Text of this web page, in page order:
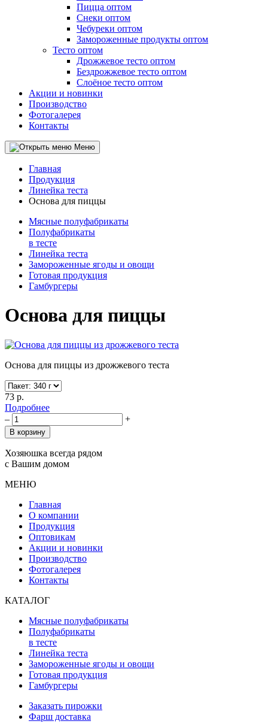
Пицца оптом
Снеки оптом
Чебуреки оптом
Замороженные продукты оптом
Тесто оптом
Дрожжевое тесто оптом
Бездрожжевое тесто оптом
Слоёное тесто оптом
Акции и новинки
Производство
Фотогалерея
Контакты
Меню
Главная
Продукция
Линейка теста
Основа для пиццы
Мясные полуфабрикаты
Полуфабрикаты
в тесте
Линейка теста
Замороженные ягоды и овощи
Готовая продукция
Гамбургеры
Основа для пиццы
Основа для пиццы из дрожжевого теста
73 р.
Подробнее
–
+
В корзину
Хозяюшка всегда рядом
с Вашим домом
МЕНЮ
Главная
О компании
Продукция
Оптовикам
Акции и новинки
Производство
Фотогалерея
Контакты
КАТАЛОГ
Мясные полуфабрикаты
Полуфабрикаты
в тесте
Линейка теста
Замороженные ягоды и овощи
Готовая продукция
Гамбургеры
Заказать пирожки
Фарш доставка